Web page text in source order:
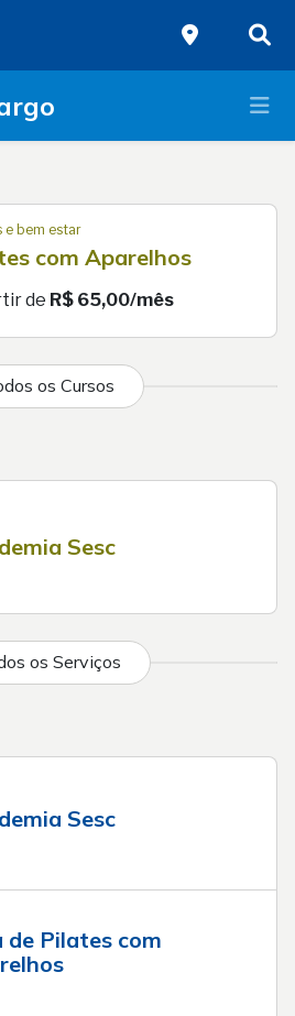
e bem estar
com Aparelhos
de R$ 65,00/mês
os Cursos
Sesc
os Serviços
Sesc
de Pilates com